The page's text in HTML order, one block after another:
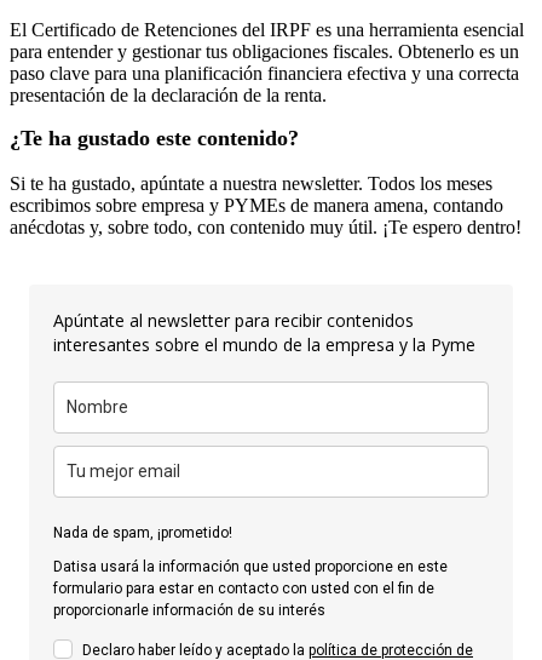
El Certificado de Retenciones del IRPF es una herramienta esencial
para entender y gestionar tus obligaciones fiscales. Obtenerlo es un
paso clave para una planificación financiera efectiva y una correcta
presentación de la declaración de la renta.
¿Te ha gustado este contenido?
Si te ha gustado, apúntate a nuestra newsletter. Todos los meses
escribimos sobre empresa y PYMEs de manera amena, contando
anécdotas y, sobre todo, con contenido muy útil. ¡Te espero dentro!
Apúntate al newsletter para recibir contenidos
interesantes sobre el mundo de la empresa y la Pyme
Nada de spam, ¡prometido!
Datisa usará la información que usted proporcione en este
formulario para estar en contacto con usted con el fin de
proporcionarle información de su interés
Declaro haber leído y aceptado la política de protección de